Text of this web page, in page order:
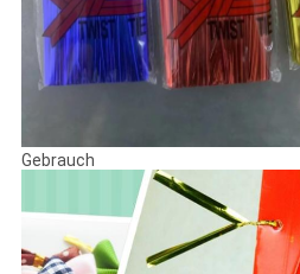
Gebrauch